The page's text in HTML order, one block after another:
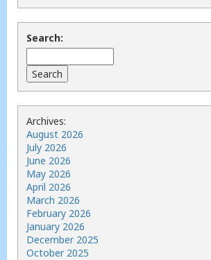
Search:
Archives:
August 2026
July 2026
June 2026
May 2026
April 2026
March 2026
February 2026
January 2026
December 2025
October 2025